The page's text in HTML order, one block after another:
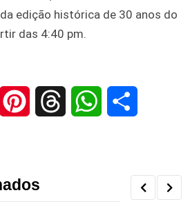
edição histórica de 30 anos do
das 4:40 pm.
t